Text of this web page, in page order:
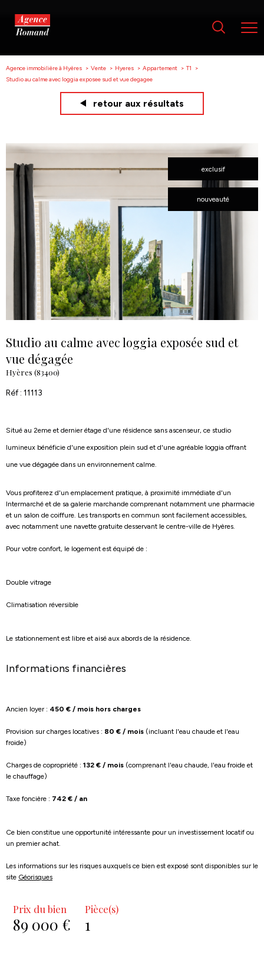
Agence immobilière à Hyères Vente Hyeres Appartement
T1
Studio au calme avec loggia exposee sud et vue degagee
retour aux résultats
exclusif
nouveauté
Studio au calme avec loggia exposée sud et
vue dégagée
Hyères (83400)
Réf : 11113
Situé au 2eme et dernier étage d'une résidence sans ascenseur, ce studio
lumineux bénéficie d'une exposition plein sud et d'une agréable loggia offrant
une vue dégagée dans un environnement calme.
Vous profiterez d'un emplacement pratique, à proximité immédiate d'un
Intermarché et de sa galerie marchande comprenant notamment une pharmacie
et un salon de coiffure. Les transports en commun sont facilement accessibles,
avec notamment une navette gratuite desservant le centre-ville de Hyères.
Pour votre confort, le logement est équipé de :
Double vitrage
Climatisation réversible
Le stationnement est libre et aisé aux abords de la résidence.
Informations financières
Ancien loyer : 450 € / mois hors charges
Provision sur charges locatives : 80 € / mois (incluant l'eau chaude et l'eau
froide)
Charges de copropriété : 132 € / mois (comprenant l'eau chaude, l'eau froide et
le chauffage)
Taxe foncière : 742 € / an
Ce bien constitue une opportunité intéressante pour un investissement locatif ou
un premier achat.
Les informations sur les risques auxquels ce bien est exposé sont disponibles sur le
site Géorisques
Prix du bien
89 000 €
Pièce(s)
1